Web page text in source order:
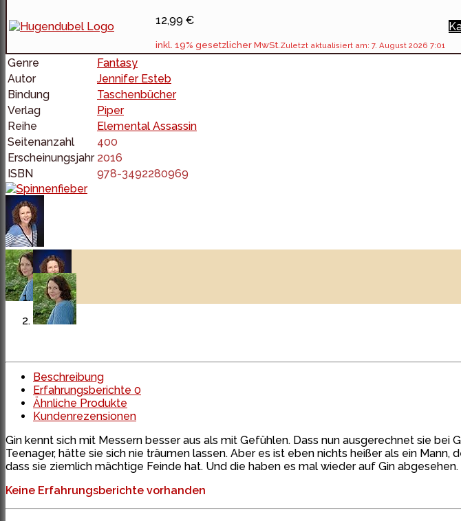
12,99 €
inkl. 19% gesetzlicher MwSt. Zuletzt aktualisiert am: 7. August 2026 7:01
Genre
Fantasy
Autor
Jennifer Esteb
Bindung
Taschenbücher
Verlag
Piper
Reihe
Elemental Assassin
Seitenanzahl
400
Erscheinungsjahr 2016
ISBN
978-3492280969
Beschreibung
Erfahrungsberichte 0
Ähnliche Produkte
Kundenrezensionen
Gin kennt sich mit Messern besser aus als mit Gefühlen. Dass nun ausgerechnet sie
Teenager, hätte sie sich nie träumen lassen. Aber es ist eben nichts heißer als ein
dass sie ziemlich mächtige Feinde hat. Und die haben es mal wieder auf Gin
Keine Erfahrungsberichte vorhanden